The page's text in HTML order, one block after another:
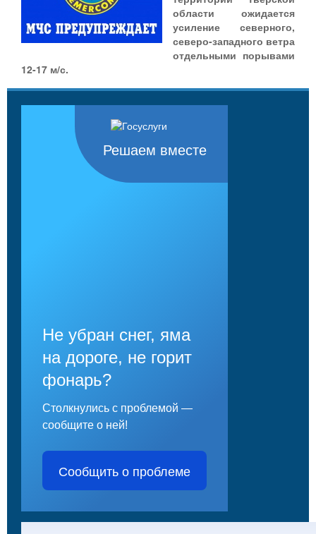
области ожидается
усиление северного,
северо-западного ветра
отдельными порывами
12-17 м/с.
Решаем вместе
Не убран снег, яма
на дороге, не горит
фонарь?
Столкнулись с проблемой —
сообщите о ней!
Сообщить о проблеме